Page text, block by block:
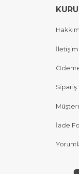
İletişim
Sipariş
İade